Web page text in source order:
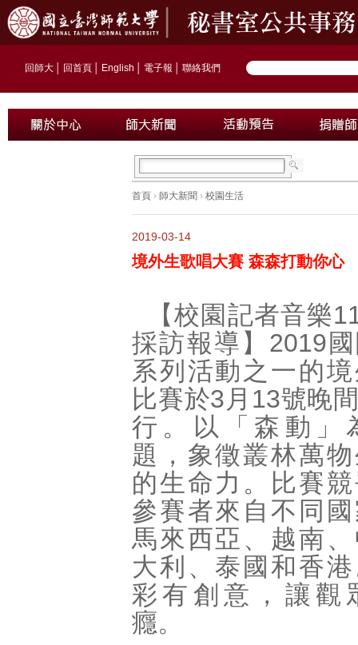
回師大 回首頁 English 電子報 聯絡我們
首頁 › 師大新聞 › 校園生活
2019-03-14
境外生歌唱大賽 森森打動你心
【校園記者音樂
採訪報導】2019
系列活動之一的
比賽於3月13號晚
行。以「森動」
題，象徵叢林萬
的生命力。比賽
參賽者來自不同
馬來西亞、越南
大利、泰國和香
彩有創意，讓觀
癮。